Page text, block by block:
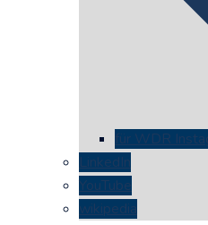
für WDR
LinkedIn
YouTube
wikipedia